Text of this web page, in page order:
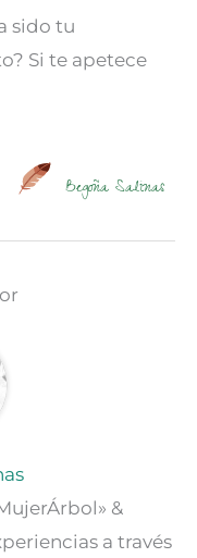
sido tu
Si te apetece
Begoña Salinas
&
a través